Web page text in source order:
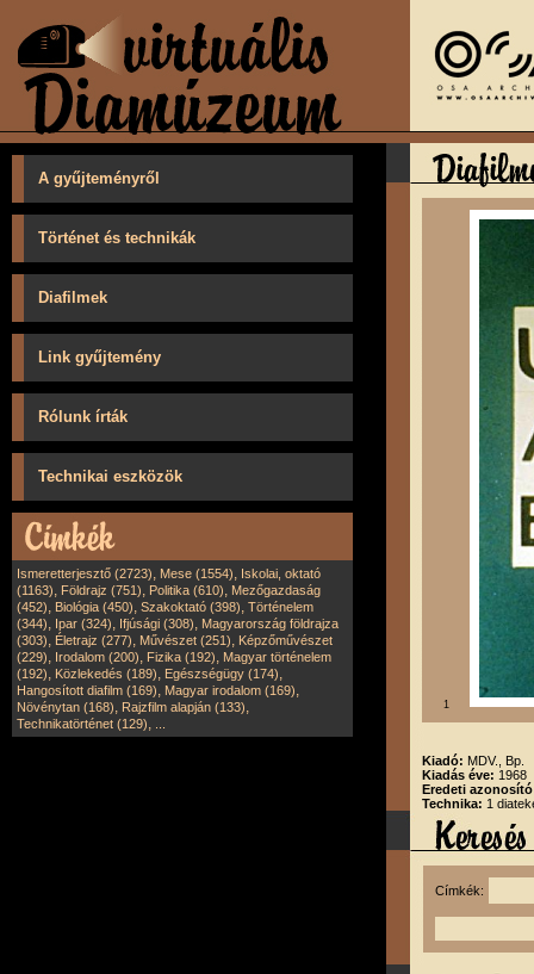
A gyűjteményről
Történet és technikák
Diafilmek
Link gyűjtemény
Rólunk írták
Technikai eszközök
Ismeretterjesztő (2723), Mese (1554), Iskolai, oktató
(1163), Földrajz (751), Politika (610), Mezőgazdaság
(452), Biológia (450), Szakoktató (398), Történelem
(344), Ipar (324), Ifjúsági (308), Magyarország földrajza
(303), Életrajz (277), Művészet (251), Képzőművészet
(229), Irodalom (200), Fizika (192), Magyar történelem
(192), Közlekedés (189), Egészségügy (174),
Hangosított diafilm (169), Magyar irodalom (169),
Növénytan (168), Rajzfilm alapján (133),
Technikatörténet (129),
1
Kiadó: MDV., Bp.
Kiadás éve: 1968
Eredeti
Technika: 1
Címkék: